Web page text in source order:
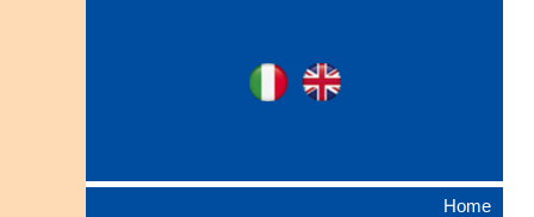
Ville Gentilizie
Ita
Home